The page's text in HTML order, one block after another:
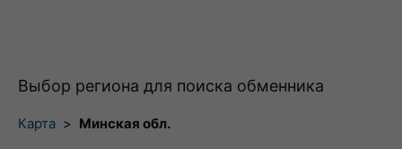
Выбор региона для поиска обменника
Карта > Минская обл.